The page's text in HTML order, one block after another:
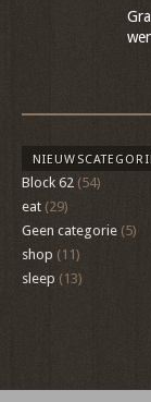
Block 62 (54)
eat (29)
Geen categorie (5)
shop (11)
sleep (13)